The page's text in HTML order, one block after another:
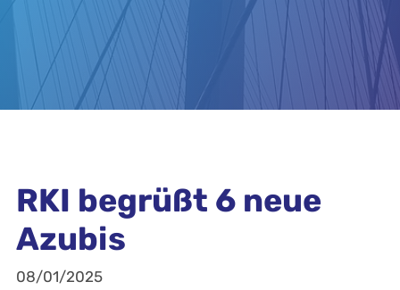
RKI begrüßt 6 neue
Azubis
08/01/2025